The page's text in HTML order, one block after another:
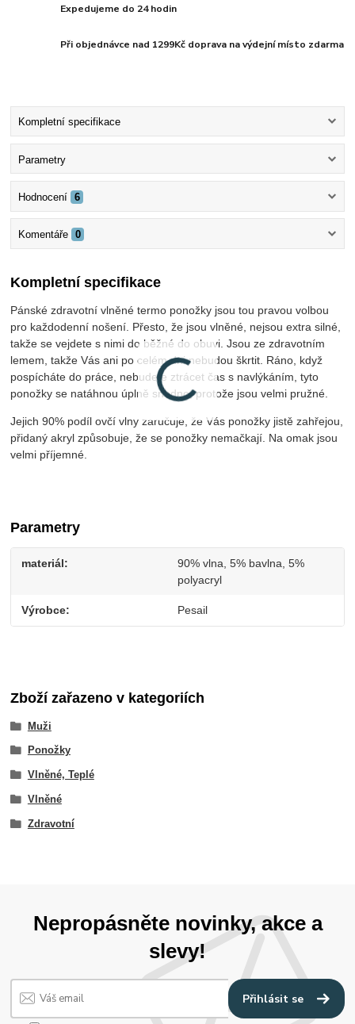
Expedujeme do 24 hodin
Při objednávce nad 1299Kč doprava na výdejní místo zdarma
Kompletní specifikace
Parametry
Hodnocení 6
Komentáře 0
Kompletní specifikace
Pánské zdravotní vlněné termo ponožky jsou tou pravou volbou
pro každodenní nošení. Přesto, že jsou vlněné, nejsou extra silné,
takže se vejdete s nimi do běžné do obuvi. Jsou ze zdravotním
lemem, takže Vás ani po celém dni nebudou škrtit. Ráno, když
pospícháte do práce, nebudete ztrácet čas s navlýkáním, tyto
ponožky se natáhnou úplně snadno, protože jsou velmi pružné.
Jejich 90% podíl ovčí vlny zaručuje, že Vás ponožky jistě zahřejou,
přidaný akryl způsobuje, že se ponožky nemačkají. Na omak jsou
velmi příjemné.
Parametry
materiál
90% vlna, 5% bavlna, 5%
polyacryl
Výrobce Pesail
Zboží zařazeno v kategoriích
Muži
Ponožky
Vlněné, Teplé
Vlněné
Zdravotní
Nepropásněte novinky, akce a
slevy!
Přihlásit se